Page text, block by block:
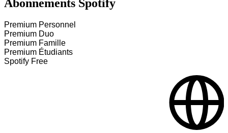
Abonnements Spotify
Premium Personnel
Premium Duo
Premium Famille
Premium Étudiants
Spotify Free